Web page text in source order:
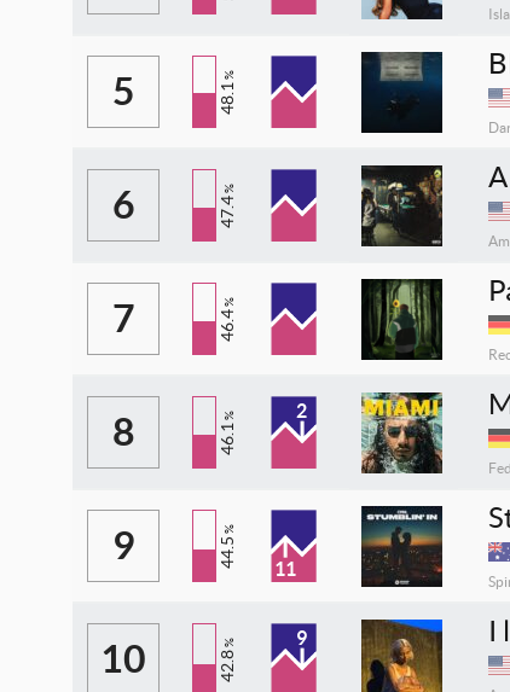
5 48.1
%
6 47.4
%
7 46.4
%
8 46.1
% 2
9 44.5
%
11
10 42.8
% 9 I